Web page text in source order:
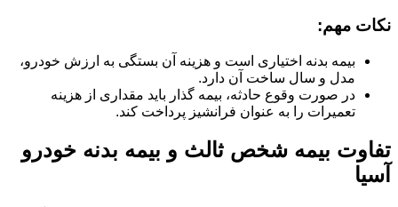
نکات مهم:
بیمه بدنه اختیاری است و هزینه آن بستگی به ارزش خودرو،
مدل و سال ساخت آن دارد.
در صورت وقوع حادثه، بیمه گذار باید مقداری از هزینه
تعمیرات را به عنوان فرانشیز پرداخت کند.
تفاوت بیمه شخص ثالث و بیمه بدنه خودرو
آسیا